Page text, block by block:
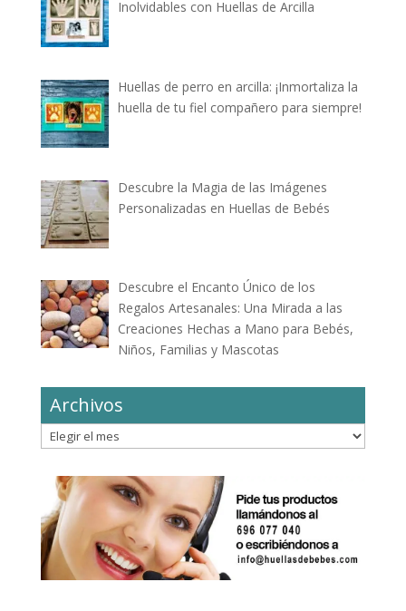
Inolvidables con Huellas de Arcilla
Huellas de perro en arcilla: ¡Inmortaliza la
huella de tu fiel compañero para siempre!
Descubre la Magia de las Imágenes
Personalizadas en Huellas de Bebés
Descubre el Encanto Único de los
Regalos Artesanales: Una Mirada a las
Creaciones Hechas a Mano para Bebés,
Niños, Familias y Mascotas
Archivos
Archivos